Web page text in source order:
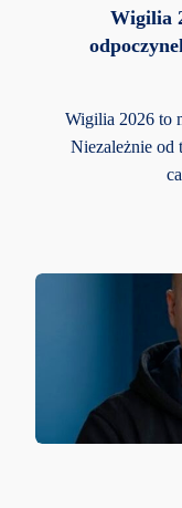
Wigilia
Wigilia 2026 to
Niezależnie od